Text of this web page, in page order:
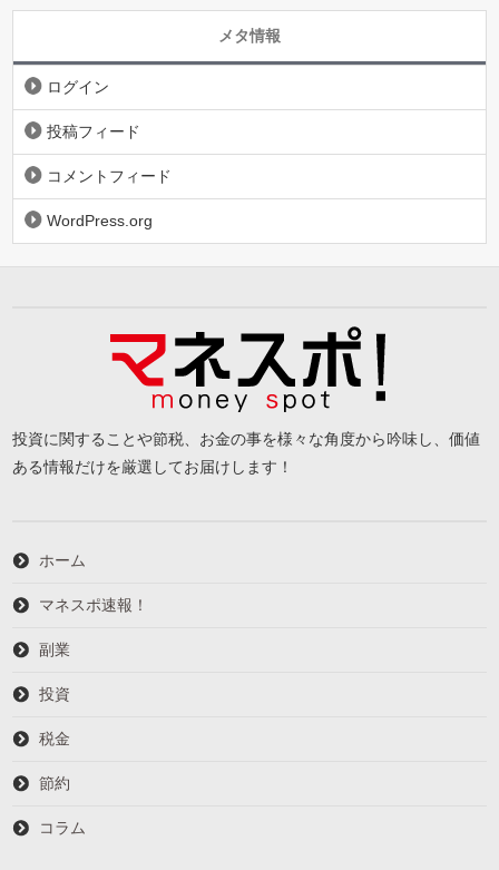
メタ情報
ログイン
投稿フィード
コメントフィード
WordPress.org
投資に関することや節税、お金の事を様々な角度から吟味し、価値
ある情報だけを厳選してお届けします！
ホーム
マネスポ速報！
副業
投資
税金
節約
コラム